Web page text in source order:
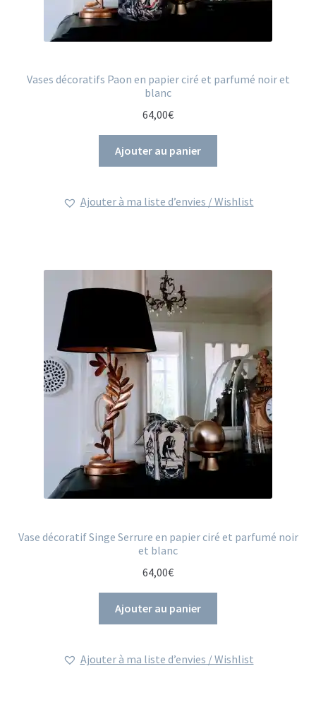
Vases décoratifs Paon en papier ciré et parfumé noir et
blanc
64,00€
Ajouter au panier
Ajouter à ma liste d’envies / Wishlist
Vase décoratif Singe Serrure en papier ciré et parfumé noir
et blanc
64,00€
Ajouter au panier
Ajouter à ma liste d’envies / Wishlist